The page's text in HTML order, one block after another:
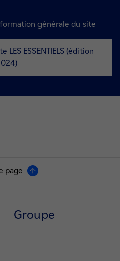
générale du site
LES ESSENTIELS (édition
page
Groupe